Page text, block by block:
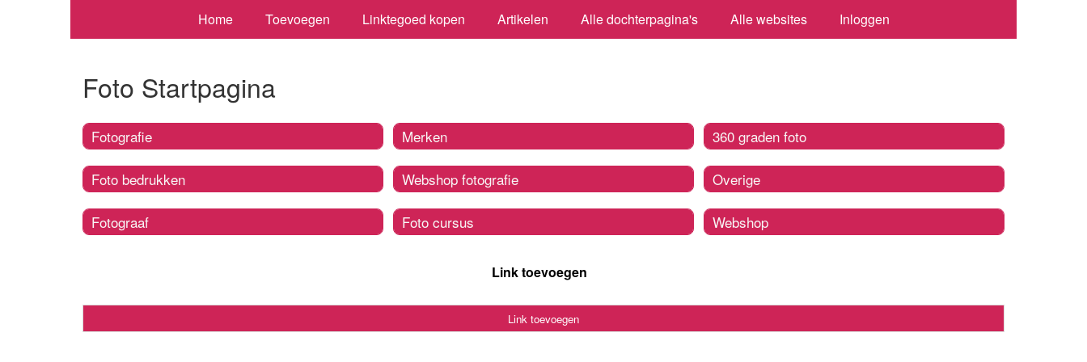
Home Toevoegen Linktegoed kopen Artikelen Alle dochterpagina's Alle websites Inloggen
Foto Startpagina
Fotografie
Foto bedrukken
Fotograaf
Merken
Webshop fotografie
Foto cursus
360 graden foto
Overige
Webshop
Link toevoegen
Link toevoegen